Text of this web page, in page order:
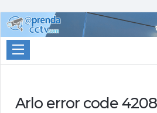
Aprenda
CCTV
Arlo error code